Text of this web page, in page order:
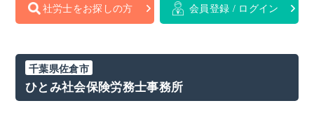
社労士をお探しの方 会員登録 / ログイン
千葉県佐倉市
ひとみ社会保険労務士事務所